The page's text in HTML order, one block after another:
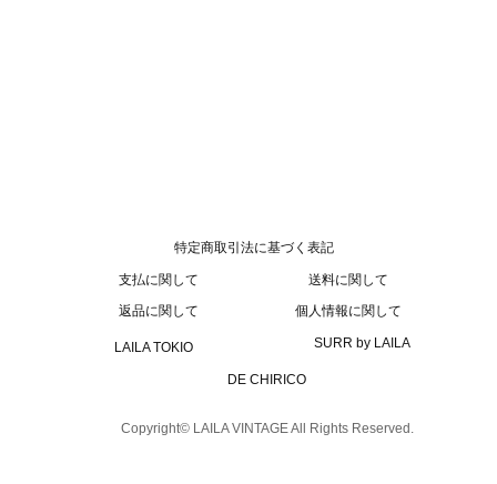
特定商取引法に基づく表記
支払に関して 送料に関して
返品に関して 個人情報に関して
LAILA TOKIO SURR by LAILA
DE CHIRICO
Copyright© LAILA VINTAGE All Rights Reserved.